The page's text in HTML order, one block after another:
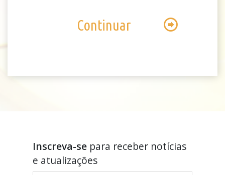
Continuar
Inscreva-separa receber notícias
e atualizações